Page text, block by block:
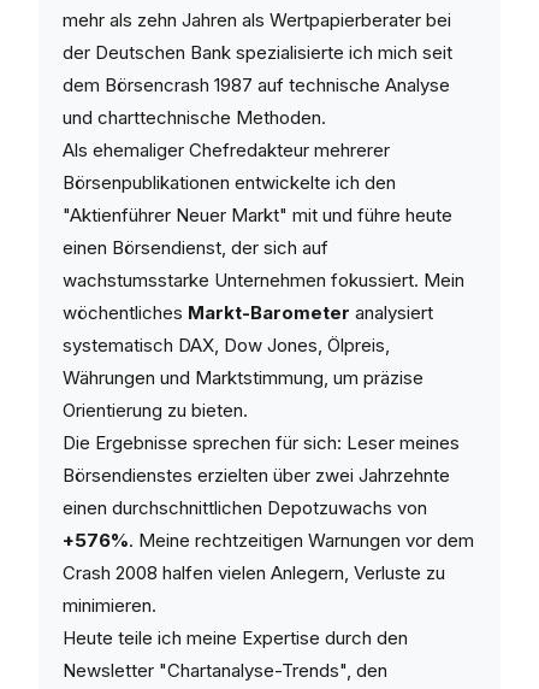
mehr als zehn Jahren als Wertpapierberater bei
der Deutschen Bank spezialisierte ich mich seit
dem Börsencrash 1987 auf technische Analyse
und charttechnische Methoden.
Als ehemaliger Chefredakteur mehrerer
Börsenpublikationen entwickelte ich den
"Aktienführer Neuer Markt" mit und führe heute
einen Börsendienst, der sich auf
wachstumsstarke Unternehmen fokussiert. Mein
wöchentliches Markt-Barometer analysiert
systematisch DAX, Dow Jones, Ölpreis,
Währungen und Marktstimmung, um präzise
Orientierung zu bieten.
Die Ergebnisse sprechen für sich: Leser meines
Börsendienstes erzielten über zwei Jahrzehnte
einen durchschnittlichen Depotzuwachs von
+576%. Meine rechtzeitigen Warnungen vor dem
Crash 2008 halfen vielen Anlegern, Verluste zu
minimieren.
Heute teile ich meine Expertise durch den
Newsletter "Chartanalyse-Trends", den